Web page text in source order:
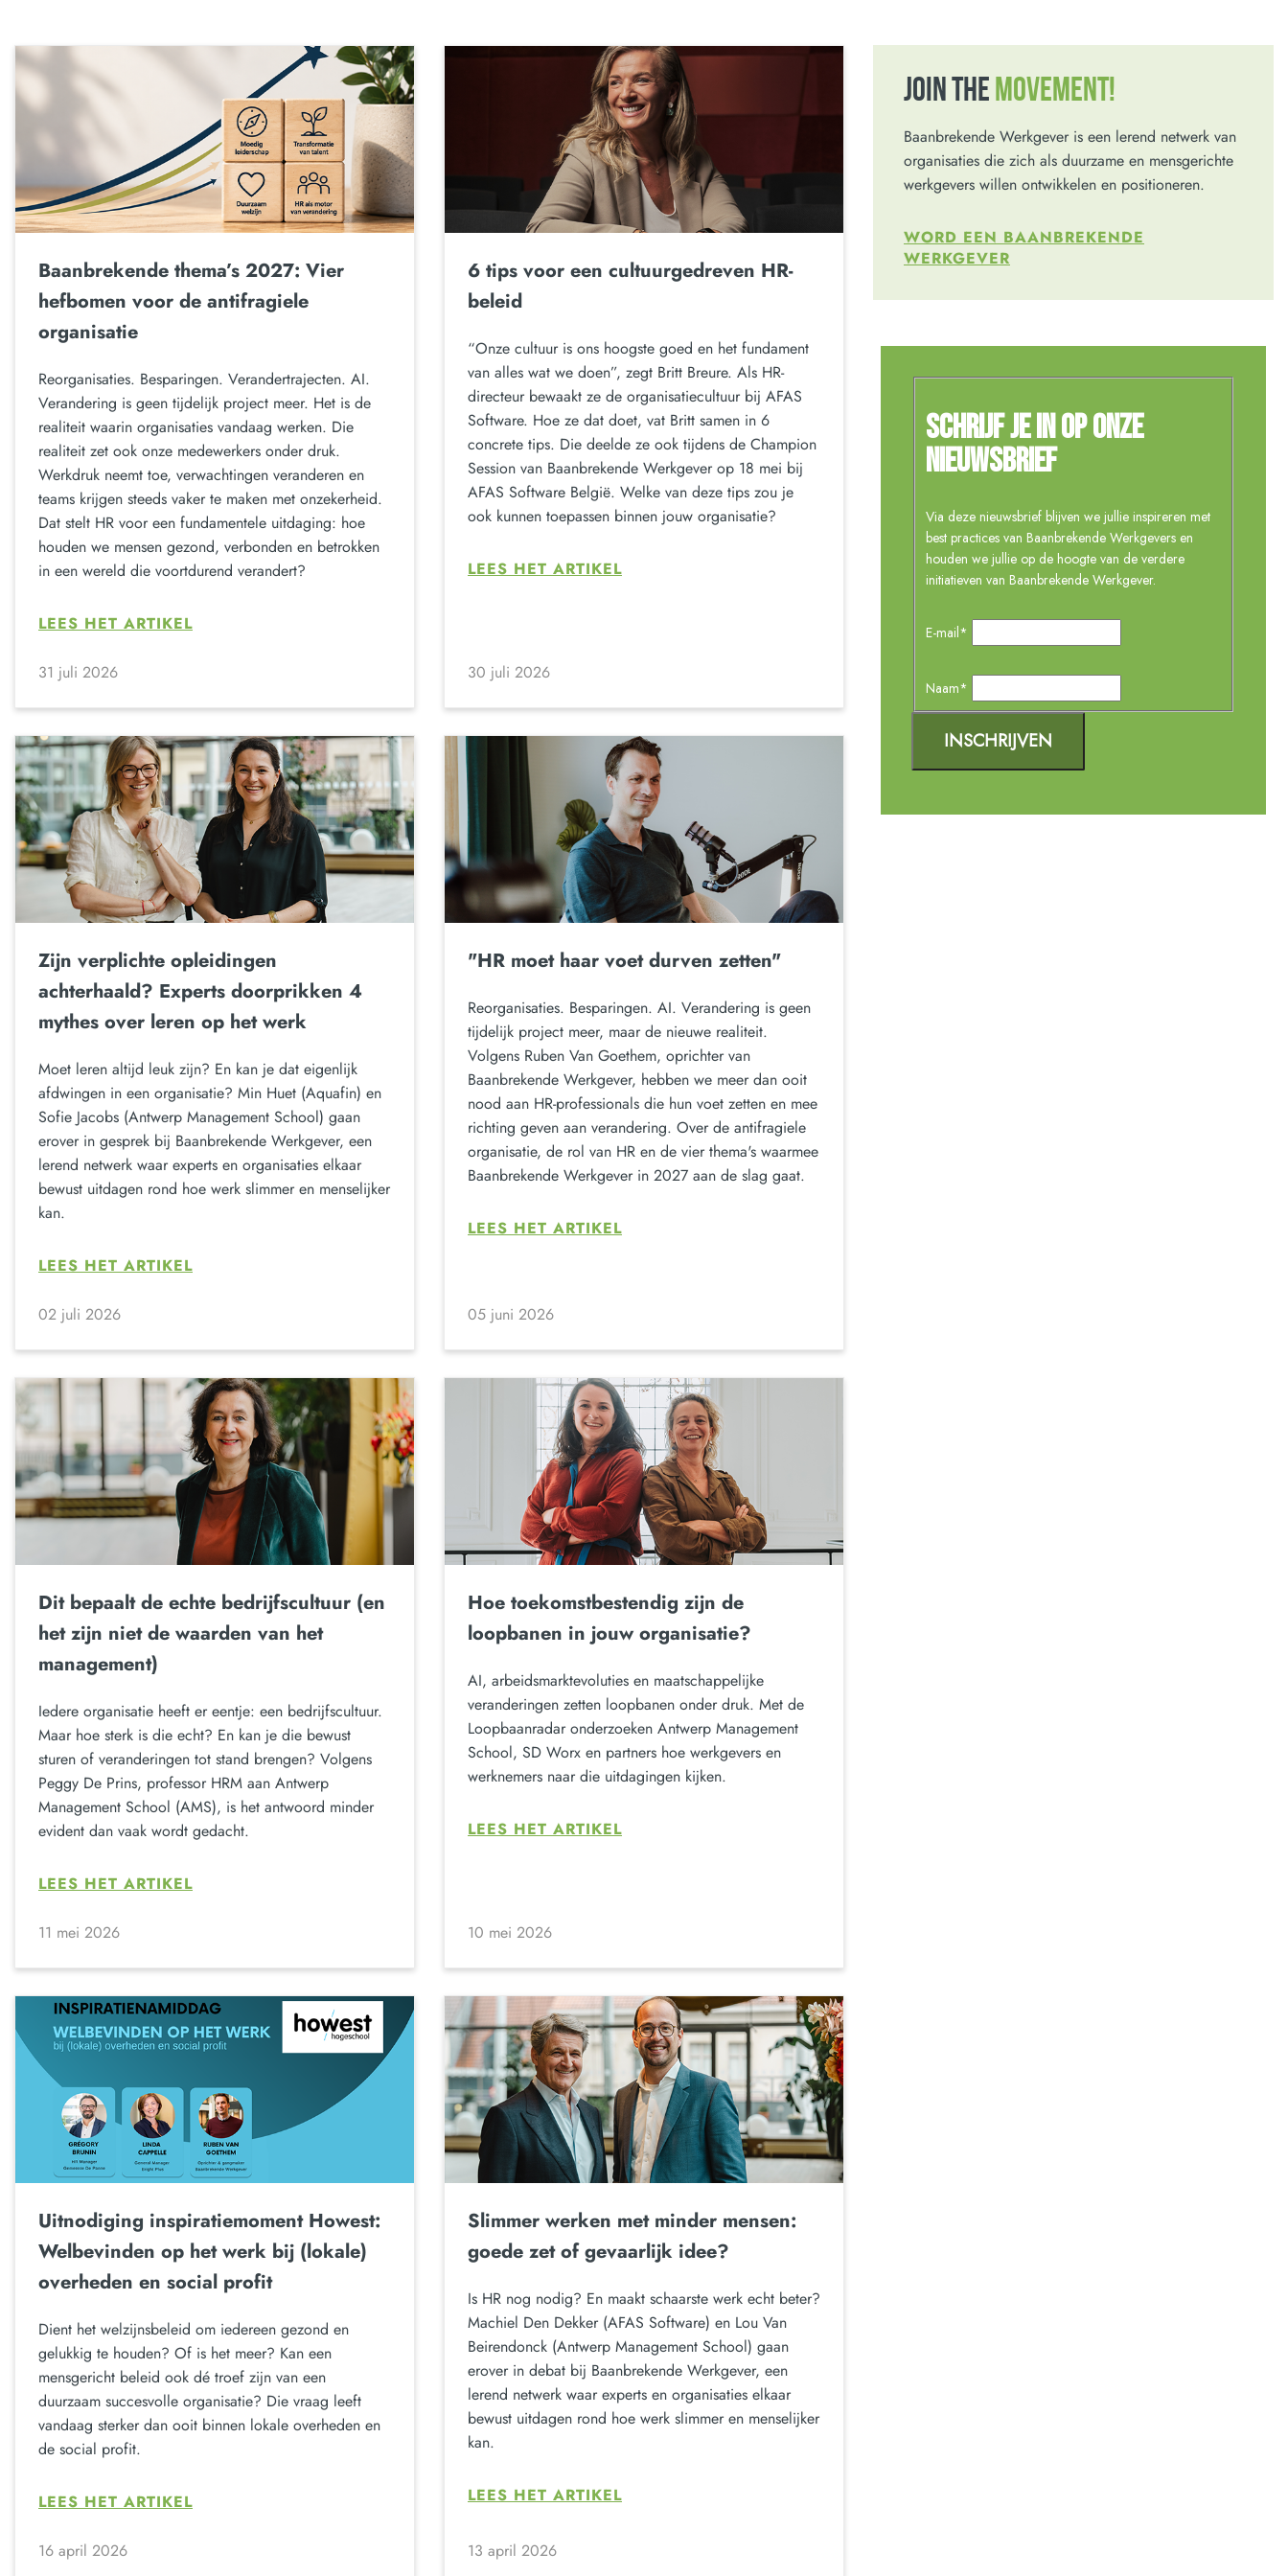
Baanbrekende thema’s 2027: Vier
hefbomen voor de antifragiele
organisatie
Reorganisaties. Besparingen. Verandertrajecten. AI.
Verandering is geen tijdelijk project meer. Het is de
realiteit waarin organisaties vandaag werken. Die
realiteit zet ook onze medewerkers onder druk.
Werkdruk neemt toe, verwachtingen veranderen en
teams krijgen steeds vaker te maken met onzekerheid.
Dat stelt HR voor een fundamentele uitdaging: hoe
houden we mensen gezond, verbonden en betrokken
in een wereld die voortdurend verandert?
LEES HET ARTIKEL
31 juli 2026
6 tips voor een cultuurgedreven HR-
beleid
“Onze cultuur is ons hoogste goed en het fundament
van alles wat we doen”, zegt Britt Breure. Als HR-
directeur bewaakt ze de organisatiecultuur bij AFAS
Software. Hoe ze dat doet, vat Britt samen in 6
concrete tips. Die deelde ze ook tijdens de Champion
Session van Baanbrekende Werkgever op 18 mei bij
AFAS Software België. Welke van deze tips zou je
ook kunnen toepassen binnen jouw organisatie?
LEES HET ARTIKEL
30 juli 2026
Zijn verplichte opleidingen
achterhaald? Experts doorprikken 4
mythes over leren op het werk
Moet leren altijd leuk zijn? En kan je dat eigenlijk
afdwingen in een organisatie? Min Huet (Aquafin) en
Sofie Jacobs (Antwerp Management School) gaan
erover in gesprek bij Baanbrekende Werkgever, een
lerend netwerk waar experts en organisaties elkaar
bewust uitdagen rond hoe werk slimmer en menselijker
kan.
LEES HET ARTIKEL
02 juli 2026
"HR moet haar voet durven zetten"
Reorganisaties. Besparingen. AI. Verandering is geen
tijdelijk project meer, maar de nieuwe realiteit.
Volgens Ruben Van Goethem, oprichter van
Baanbrekende Werkgever, hebben we meer dan ooit
nood aan HR-professionals die hun voet zetten en mee
richting geven aan verandering. Over de antifragiele
organisatie, de rol van HR en de vier thema's waarmee
Baanbrekende Werkgever in 2027 aan de slag gaat.
LEES HET ARTIKEL
05 juni 2026
Dit bepaalt de echte bedrijfscultuur (en
het zijn niet de waarden van het
management)
Iedere organisatie heeft er eentje: een bedrijfscultuur.
Maar hoe sterk is die echt? En kan je die bewust
sturen of veranderingen tot stand brengen? Volgens
Peggy De Prins, professor HRM aan Antwerp
Management School (AMS), is het antwoord minder
evident dan vaak wordt gedacht.
LEES HET ARTIKEL
11 mei 2026
Hoe toekomstbestendig zijn de
loopbanen in jouw organisatie?
AI, arbeidsmarktevoluties en maatschappelijke
veranderingen zetten loopbanen onder druk. Met de
Loopbaanradar onderzoeken Antwerp Management
School, SD Worx en partners hoe werkgevers en
werknemers naar die uitdagingen kijken.
LEES HET ARTIKEL
10 mei 2026
Uitnodiging inspiratiemoment Howest:
Welbevinden op het werk bij (lokale)
overheden en social profit
Dient het welzijnsbeleid om iedereen gezond en
gelukkig te houden? Of is het meer? Kan een
mensgericht beleid ook dé troef zijn van een
duurzaam succesvolle organisatie? Die vraag leeft
vandaag sterker dan ooit binnen lokale overheden en
de social profit.
LEES HET ARTIKEL
16 april 2026
Slimmer werken met minder mensen:
goede zet of gevaarlijk idee?
Is HR nog nodig? En maakt schaarste werk echt beter?
Machiel Den Dekker (AFAS Software) en Lou Van
Beirendonck (Antwerp Management School) gaan
erover in debat bij Baanbrekende Werkgever, een
lerend netwerk waar experts en organisaties elkaar
bewust uitdagen rond hoe werk slimmer en menselijker
kan.
LEES HET ARTIKEL
13 april 2026
JOIN THE MOVEMENT!
Baanbrekende Werkgever is een lerend netwerk van
organisaties die zich als duurzame en mensgerichte
werkgevers willen ontwikkelen en positioneren.
WORD EEN BAANBREKENDE
WERKGEVER